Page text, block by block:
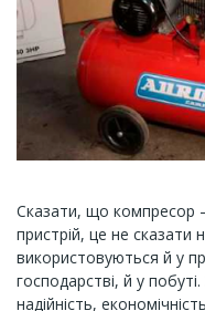
Сказати, що компресор
пристрій, це не сказати
використовуються й у
господарстві, й у
надійність,